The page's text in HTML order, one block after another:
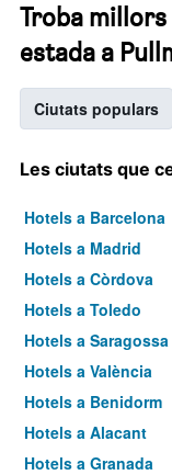
Troba
estada a
Ciutats populars
Les ciutats que
Hotels a Barcelona
Hotels a Madrid
Hotels a Còrdova
Hotels a Toledo
Hotels a Saragossa
Hotels a València
Hotels a Benidorm
Hotels a Alacant
Hotels a Granada